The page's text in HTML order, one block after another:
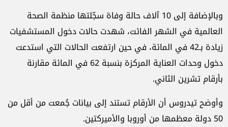
وبالإضافة إلى 10 آلاف حالة وفاة سجّلتها منظمة الصحة
العالمية في الشهر الفائت، شهدت حالات دخول المستشفيات
زيادة بـ42 في المائة، في حين ارتفعت الحالات التي استدعت
دخول وحدات العناية المركزة بنسبة 62 في المائة مقارنة
بأرقام تشرين الثاني.
وأوضح تيدروس أن الأرقام تستند إلى بيانات جُمعت من أقل من
50 دولة معظمها من أوروبا والأميركتين.